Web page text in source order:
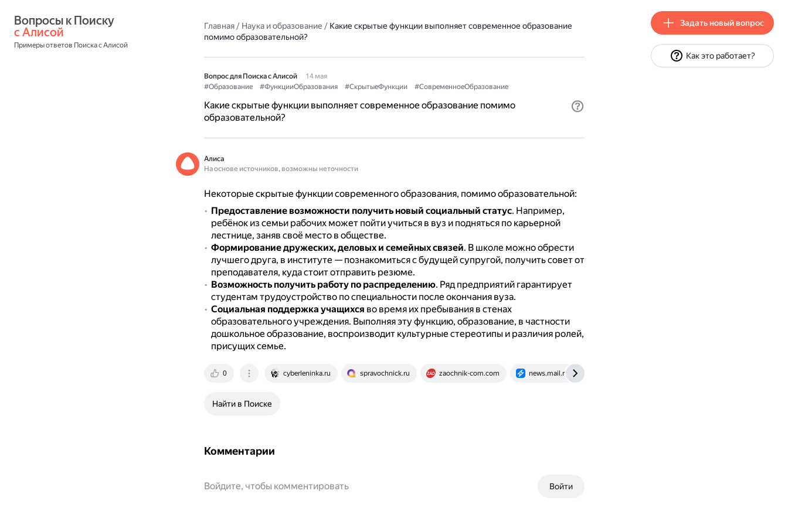
с Алисой
Примеры ответов Поиска с Алисой
Главная/ Наука и образование / Какие скрытые функции выполняет современное образование
помимо образовательной?
Вопрос для Поиска с Алисой
14 мая
#Образование
#ФункцииОбразования #СкрытыеФункции #СовременноеОбразование
Какие скрытые функции выполняет современное образование помимо
образовательной?
Алиса
На основе источников, возможны неточности
Некоторые скрытые функции современного образования, помимо образовательной:
Предоставление возможности получить новый социальный статус. Например,
ребёнок из семьи рабочих может пойти учиться в вуз и подняться по карьерной
лестнице, заняв своё место в обществе.
Формирование дружеских, деловых и семейных связей. В школе можно обрести
лучшего друга, в институте — познакомиться с будущей супругой, получить совет от
преподавателя, куда стоит отправить резюме.
Возможность получить работу по распределению. Ряд предприятий гарантирует
студентам трудоустройство по специальности после окончания вуза.
Социальная поддержка учащихся во время их пребывания в стенах
образовательного учреждения. Выполняя эту функцию, образование, в частности
дошкольное образование, воспроизводит культурные стереотипы и различия ролей,
присущих семье.
0 cyberleninka.ru spravochnick.ru zaochnik-com.com news.mail.ru
Найти в Поиске
Комментарии
Войти
Войдите, чтобы комментировать
Задать новый вопрос
Как это работает?